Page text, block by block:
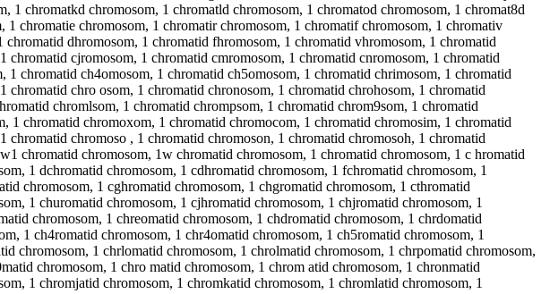
chromatkd chromosom, 1 chromatld chromosom, 1 chromatod chromosom, 1 chromat8d
chromatie chromosom, 1 chromatir chromosom, 1 chromatif chromosom, 1 chromativ
dhromosom, 1 chromatid fhromosom, 1 chromatid vhromosom, 1 chromatid
cjromosom, 1 chromatid cmromosom, 1 chromatid cnromosom, 1 chromatid
chromatid ch4omosom, 1 chromatid ch5omosom, 1 chromatid chrimosom, 1 chromatid
chro osom, 1 chromatid chronosom, 1 chromatid chrohosom, 1 chromatid
chromlsom, 1 chromatid chrompsom, 1 chromatid chrom9som, 1 chromatid
chromatid chromoxom, 1 chromatid chromocom, 1 chromatid chromosim, 1 chromatid
chromoso , 1 chromatid chromoson, 1 chromatid chromosoh, 1 chromatid
chromatid chromosom, 1w chromatid chromosom, 1 chromatid chromosom, 1 c hromatid
1 dchromatid chromosom, 1 cdhromatid chromosom, 1 fchromatid chromosom, 1
chromosom, 1 cghromatid chromosom, 1 chgromatid chromosom, 1 cthromatid
1 churomatid chromosom, 1 cjhromatid chromosom, 1 chjromatid chromosom, 1
chromosom, 1 chreomatid chromosom, 1 chdromatid chromosom, 1 chrdomatid
1 ch4romatid chromosom, 1 chr4omatid chromosom, 1 ch5romatid chromosom, 1
chromosom, 1 chrlomatid chromosom, 1 chrolmatid chromosom, 1 chrpomatid chromosom,
chromosom, 1 chro matid chromosom, 1 chrom atid chromosom, 1 chronmatid
1 chromjatid chromosom, 1 chromkatid chromosom, 1 chromlatid chromosom, 1